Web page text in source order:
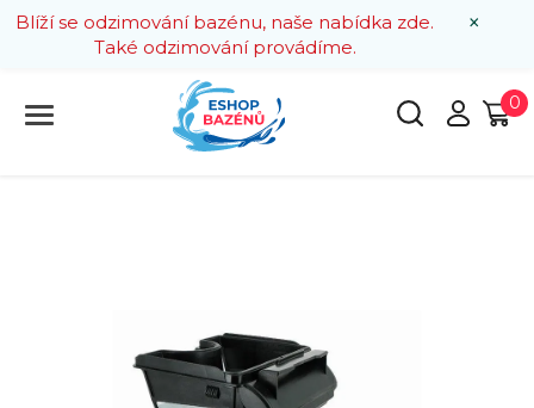
×
Blíží se odzimování bazénu, naše nabídka zde.
Také odzimování provádíme.
0